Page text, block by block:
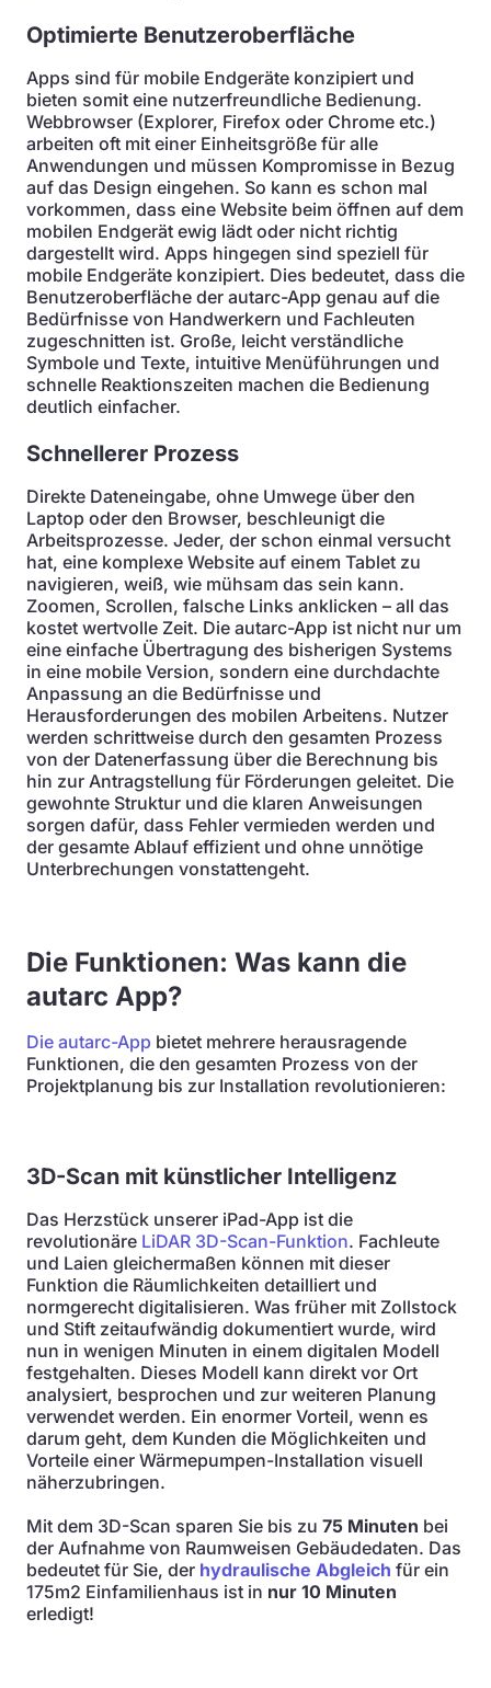
Optimierte Benutzeroberfläche
Apps sind für mobile Endgeräte konzipiert und
bieten somit eine nutzerfreundliche Bedienung.
Webbrowser (Explorer, Firefox oder Chrome etc.)
arbeiten oft mit einer Einheitsgröße für alle
Anwendungen und müssen Kompromisse in Bezug
auf das Design eingehen. So kann es schon mal
vorkommen, dass eine Website beim öffnen auf dem
mobilen Endgerät ewig lädt oder nicht richtig
dargestellt wird. Apps hingegen sind speziell für
mobile Endgeräte konzipiert. Dies bedeutet, dass die
Benutzeroberfläche der autarc-App genau auf die
Bedürfnisse von Handwerkern und Fachleuten
zugeschnitten ist. Große, leicht verständliche
Symbole und Texte, intuitive Menüführungen und
schnelle Reaktionszeiten machen die Bedienung
deutlich einfacher.
Schnellerer Prozess
Direkte Dateneingabe, ohne Umwege über den
Laptop oder den Browser, beschleunigt die
Arbeitsprozesse. Jeder, der schon einmal versucht
hat, eine komplexe Website auf einem Tablet zu
navigieren, weiß, wie mühsam das sein kann.
Zoomen, Scrollen, falsche Links anklicken – all das
kostet wertvolle Zeit. Die autarc-App ist nicht nur um
eine einfache Übertragung des bisherigen Systems
in eine mobile Version, sondern eine durchdachte
Anpassung an die Bedürfnisse und
Herausforderungen des mobilen Arbeitens. Nutzer
werden schrittweise durch den gesamten Prozess
von der Datenerfassung über die Berechnung bis
hin zur Antragstellung für Förderungen geleitet. Die
gewohnte Struktur und die klaren Anweisungen
sorgen dafür, dass Fehler vermieden werden und
der gesamte Ablauf effizient und ohne unnötige
Unterbrechungen vonstattengeht.
Die Funktionen: Was kann die
autarc App?
Die autarc-App bietet mehrere herausragende
Funktionen, die den gesamten Prozess von der
Projektplanung bis zur Installation revolutionieren:
3D-Scan mit künstlicher Intelligenz
Das Herzstück unserer iPad-App ist die
revolutionäre LiDAR 3D-Scan-Funktion. Fachleute
und Laien gleichermaßen können mit dieser
Funktion die Räumlichkeiten detailliert und
normgerecht digitalisieren. Was früher mit Zollstock
und Stift zeitaufwändig dokumentiert wurde, wird
nun in wenigen Minuten in einem digitalen Modell
festgehalten. Dieses Modell kann direkt vor Ort
analysiert, besprochen und zur weiteren Planung
verwendet werden. Ein enormer Vorteil, wenn es
darum geht, dem Kunden die Möglichkeiten und
Vorteile einer Wärmepumpen-Installation visuell
näherzubringen.
Mit dem 3D-Scan sparen Sie bis zu 75 Minuten bei
der Aufnahme von Raumweisen Gebäudedaten. Das
bedeutet für Sie, der hydraulische Abgleich für ein
175m2 Einfamilienhaus ist in nur 10 Minuten
erledigt!